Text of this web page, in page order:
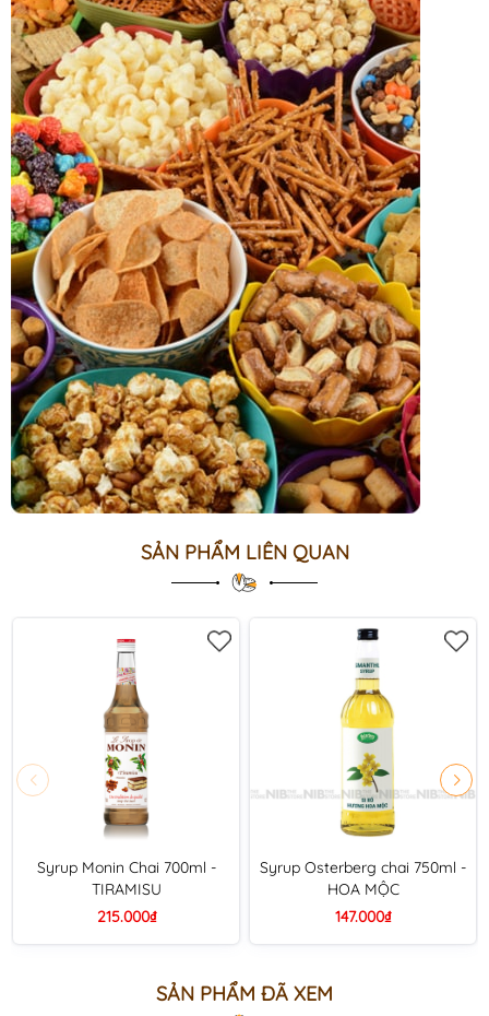
SẢN PHẨM LIÊN QUAN
Syrup Monin Chai 700ml -
TIRAMISU
215.000₫
Syrup Osterberg chai 750ml -
HOA MỘC
147.000₫
SẢN PHẨM ĐÃ XEM